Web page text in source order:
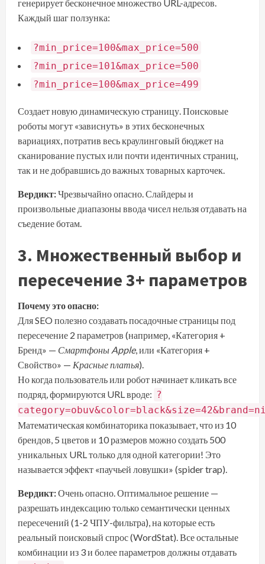
генерирует бесконечное множество URL-адресов.
Каждый шаг ползунка:
?min_price=100&max_price=500
?min_price=101&max_price=500
?min_price=100&max_price=499
Создает новую динамическую страницу. Поисковые
роботы могут «зависнуть» в этих бесконечных
вариациях, потратив весь краулинговый бюджет на
сканирование пустых или почти идентичных страниц,
так и не добравшись до важных товарных карточек.
Вердикт:Чрезвычайно опасно. Слайдеры и
произвольные диапазоны ввода чисел нельзя отдавать на
съедение ботам.
3. Множественный выбор и
пересечение 3+ параметров
Почему это опасно:
Для SEO полезно создавать посадочные страницы под
пересечение 2 параметров (например, «Категория +
Бренд» — Смартфоны Apple, или «Категория +
Свойство» — Красные платья).
Но когда пользователь или робот начинает кликать все
подряд, формируются URL вроде: ?
Математическая комбинаторика показывает, что из 10
брендов, 5 цветов и 10 размеров можно создать 500
уникальных URL только для одной категории! Это
называется эффект «паучьей ловушки» (spider trap).
Вердикт:Очень опасно. Оптимальное решение —
разрешать индексацию только семантически ценных
пересечений (1-2 ЧПУ-фильтра), на которые есть
реальный поисковый спрос (WordStat). Все остальные
комбинации из 3 и более параметров должны отдавать